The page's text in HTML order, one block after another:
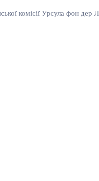
комісії Урсула фон дер